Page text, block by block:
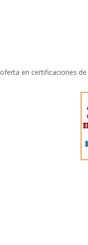
oferta en certificaciones